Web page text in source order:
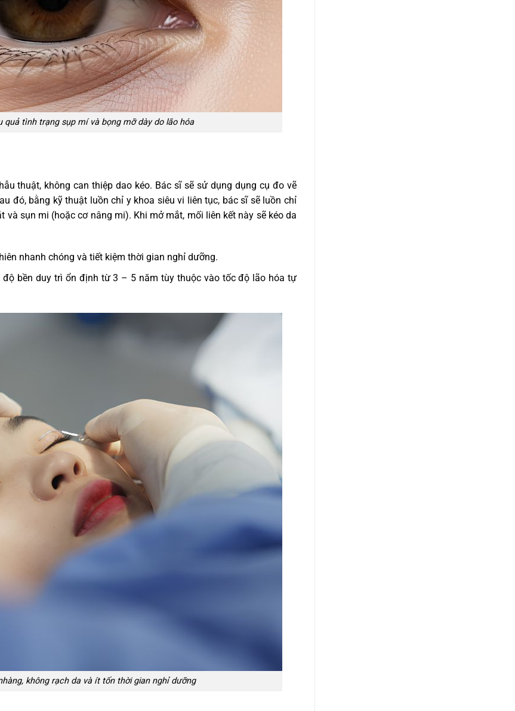
tình trạng sụp mí và bọng mỡ dày do lão hóa
thuật, không can thiệp dao kéo. Bác sĩ sẽ sử dụng dụng cụ đo vẽ
đó, bằng kỹ thuật luồn chỉ y khoa siêu vi liên tục, bác sĩ sẽ luồn chỉ
sụn mi (hoặc cơ nâng mi). Khi mở mắt, mối liên kết này sẽ kéo da
nhanh chóng và tiết kiệm thời gian nghỉ dưỡng.
bền duy trì ổn định từ 3 – 5 năm tùy thuộc vào tốc độ lão hóa tự
không rạch da và ít tốn thời gian nghỉ dưỡng